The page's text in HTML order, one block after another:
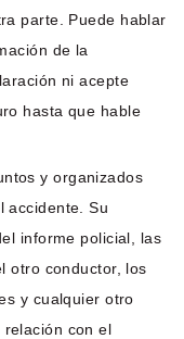
parte. Puede hablar
de la
ni acepte
hasta que hable
y organizados
accidente. Su
informe policial, las
otro conductor, los
y cualquier otro
con el